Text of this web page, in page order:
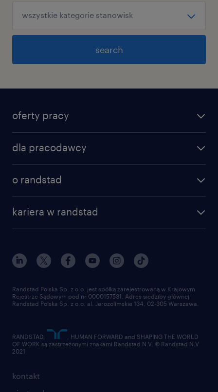
search
oferty pracy
dla pracodawcy
o randstad
kariera w randstad
kontakt
Randstad Polska Sp. z o.o. jest spółką zarejestrowaną w Krajowym
Rejestrze Sądowym pod nr 0000157531. Adres siedziby głównej
Randstad Polska Sp. z o.o. al. Jerozolimskie 134, 02-305 Warszawa.
RANDSTAD,
, HUMAN FORWARD and SHAPING THE WORLD
OF WORK są zastrzeżonymi znakami Randstad N.V. © Randstad N.V
2021